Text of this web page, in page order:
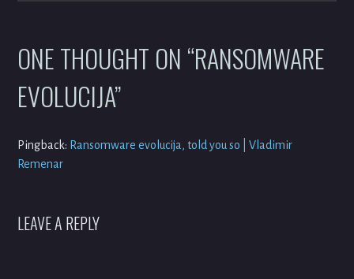
ONE THOUGHT ON “RANSOMWARE
EVOLUCIJA”
Pingback: Ransomware evolucija, told you so | Vladimir
Remenar
LEAVE A REPLY